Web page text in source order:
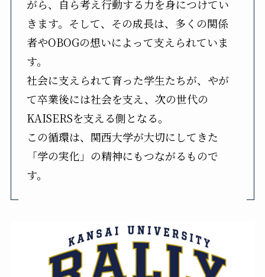
がら、自ら考え行動する力を身につけてい
きます。そして、その成長は、多くの関係
者やOBOGの想いによって支えられていま
す。
社会に支えられて育った学生たちが、やが
て卒業後には社会を支え、次の世代の
KAISERSを支える側となる。
この循環は、関西大学が大切にしてきた
「学の実化」の精神にもつながるもので
す。